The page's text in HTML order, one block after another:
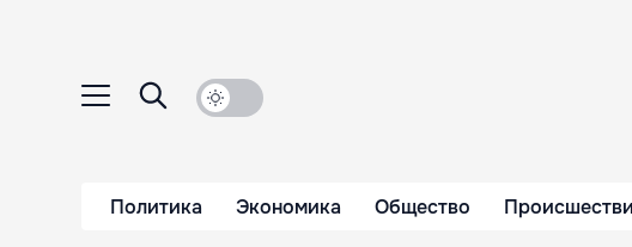
Политика Экономика Общество